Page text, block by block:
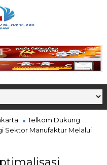
Telkom Dukung
Sektor Manufaktur Melalui